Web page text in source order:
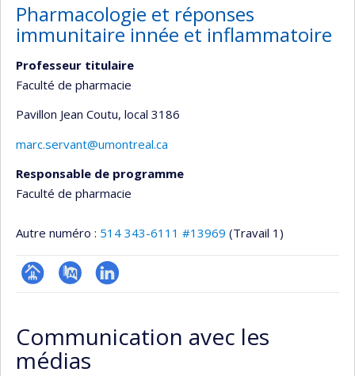
Pharmacologie et réponses
immunitaire innée et inflammatoire
Professeur titulaire
Faculté de pharmacie
Pavillon Jean Coutu, local 3186
marc.servant@umontreal.ca
Responsable de programme
Faculté de pharmacie
Autre numéro : 514 343-6111 #13969 (Travail 1)
Page
(faculté,département,école)
PubMedLinkedIn
Communication avec les
médias